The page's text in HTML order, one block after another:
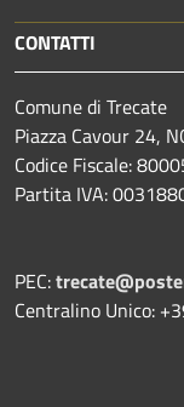
CONTATTI
Comune di Trecate
Piazza Cavour 24,
Codice Fiscale:
Partita IVA:
PEC:
Centralino Unico: